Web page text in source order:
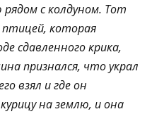
рядом с колдуном. Тот
птицей, которая
сдавленного крика,
признался, что украл
взял и где он
на землю, и она